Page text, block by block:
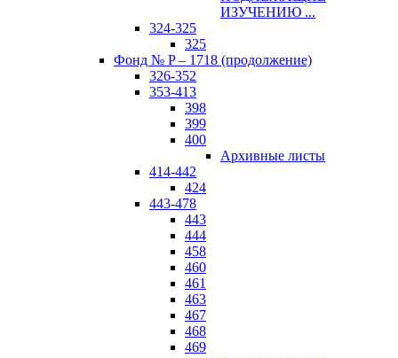
ИЗУЧЕНИЮ ...
324-325
325
Фонд № P – 1718 (продолжение)
326-352
353-413
398
399
400
Архивные листы
414-442
424
443-478
443
444
458
460
461
463
467
468
469